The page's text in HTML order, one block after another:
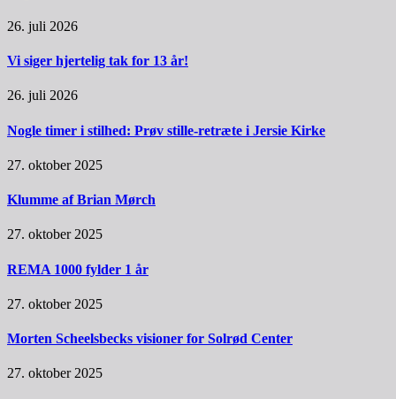
26. juli 2026
Vi siger hjertelig tak for 13 år!
26. juli 2026
Nogle timer i stilhed: Prøv stille-retræte i Jersie Kirke
27. oktober 2025
Klumme af Brian Mørch
27. oktober 2025
REMA 1000 fylder 1 år
27. oktober 2025
Morten Scheelsbecks visioner for Solrød Center
27. oktober 2025